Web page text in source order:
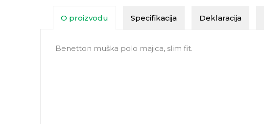
O proizvodu Specifikacija Deklaracija
Benetton muška polo majica, slim fit.